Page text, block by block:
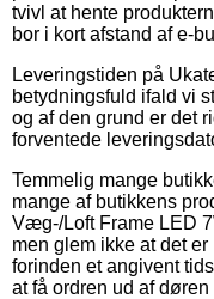
tvivl at hente
bor i kort afstand af e-
Leveringstiden på
betydningsfuld ifald vi
og af den grund er det
forventede
Temmelig mange
mange af butikkens
Væg-/Loft Frame LED
men glem ikke at det
forinden et angivent
at få ordren ud af